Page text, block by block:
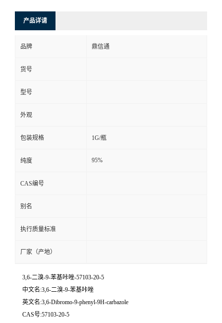
产品详请
品牌 鼎信通
货号
型号
外观
包装规格 1G/瓶
纯度 95%
CAS编号
别名
执行质量标准
厂家（产地）
3,6-二溴-9-苯基咔唑-57103-20-5
中文名:3,6-二溴-9-苯基咔唑
英文名:3,6-Dibromo-9-phenyl-9H-carbazole
CAS号:57103-20-5